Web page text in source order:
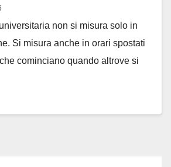
non si misura solo in
Si misura anche in orari spostati
cominciano quando altrove si